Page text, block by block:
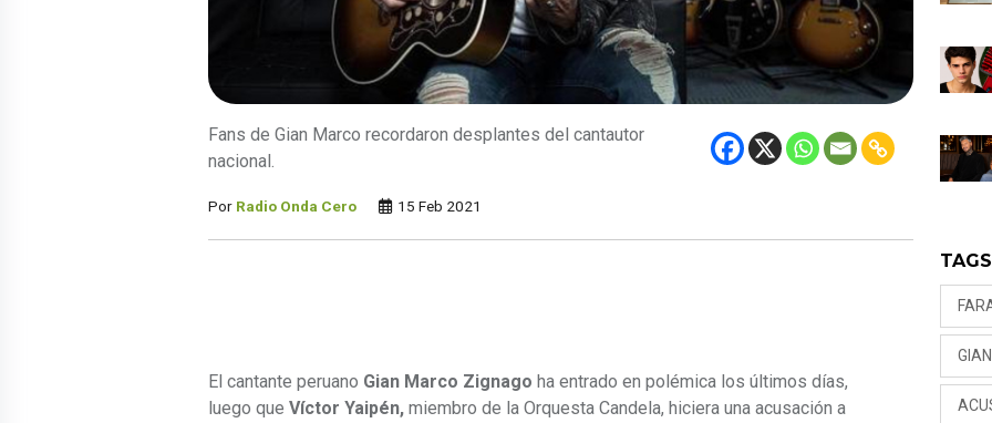
Fans de Gian Marco recordaron desplantes del cantautor
nacional.
Por Radio Onda Cero 15 Feb 2021
El cantante peruano Gian Marco Zignago ha entrado en polémica los últimos días,
luego que Víctor Yaipén, miembro de la Orquesta Candela, hiciera una acusación a
TAGS